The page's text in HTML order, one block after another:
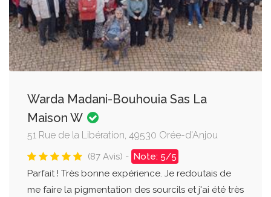
Warda Madani-Bouhouia Sas La
Maison W
51 Rue de la Libération, 49530 Orée-d'Anjou
(87 Avis) - Note: 5/5
Parfait ! Très bonne expérience. Je redoutais de
me faire la pigmentation des sourcils et j'ai été très